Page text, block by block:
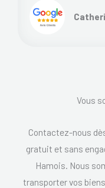
Vous
Contactez-nous
gratuit et sans
Hamois. Nous
transporter vos